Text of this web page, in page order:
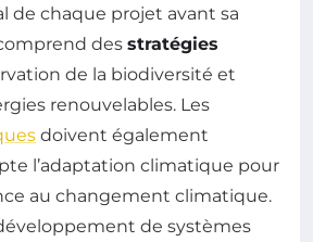
de chaque projet avant sa
des stratégies
de la biodiversité et
renouvelables. Les
doivent également
l’adaptation climatique pour
au changement climatique.
de systèmes